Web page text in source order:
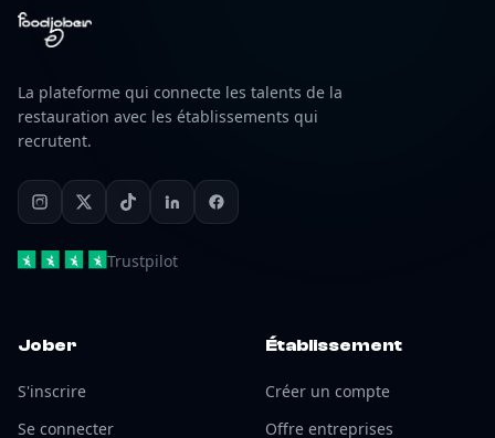
La plateforme qui connecte les talents de la
restauration avec les établissements qui
recrutent.
Trustpilot
Jober
S'inscrire
Se connecter
Établissement
Créer un compte
Offre entreprises